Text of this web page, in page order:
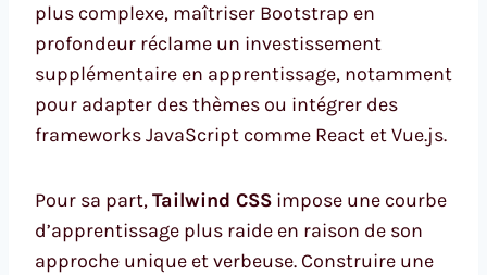
plus complexe, maîtriser Bootstrap en
profondeur réclame un investissement
supplémentaire en apprentissage, notamment
pour adapter des thèmes ou intégrer des
frameworks JavaScript comme React et Vue.js.
Pour sa part,Tailwind CSS impose une courbe
d’apprentissage plus raide en raison de son
approche unique et verbeuse. Construire une